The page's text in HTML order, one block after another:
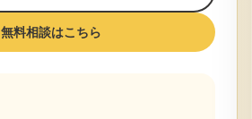
無料相談はこちら